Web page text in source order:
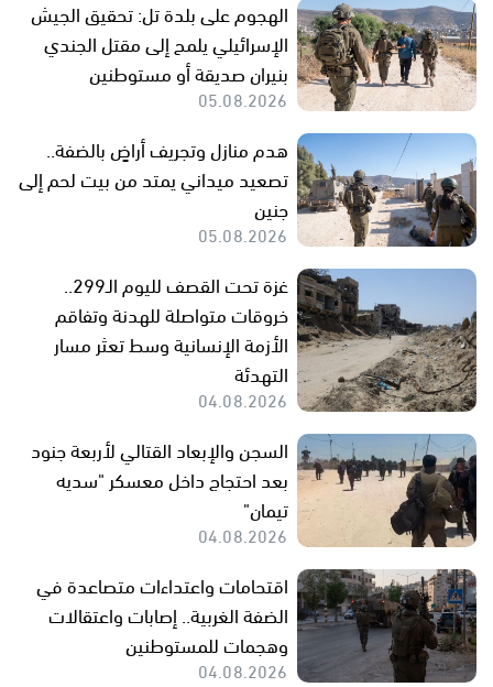
الهجوم على بلدة تل: تحقيق الجيش
الإسرائيلي يلمح إلى مقتل الجندي
بنيران صديقة أو مستوطنين
05.08.2026
هدم منازل وتجريف أراضٍ بالضفة..
تصعيد ميداني يمتد من بيت لحم إلى
جنين
05.08.2026
غزة تحت القصف لليوم الـ299..
خروقات متواصلة للهدنة وتفاقم
الأزمة الإنسانية وسط تعثر مسار
التهدئة
04.08.2026
السجن والإبعاد القتالي لأربعة جنود
بعد احتجاج داخل معسكر "سديه
تيمان"
04.08.2026
اقتحامات واعتداءات متصاعدة في
الضفة الغربية.. إصابات واعتقالات
وهجمات للمستوطنين
04.08.2026